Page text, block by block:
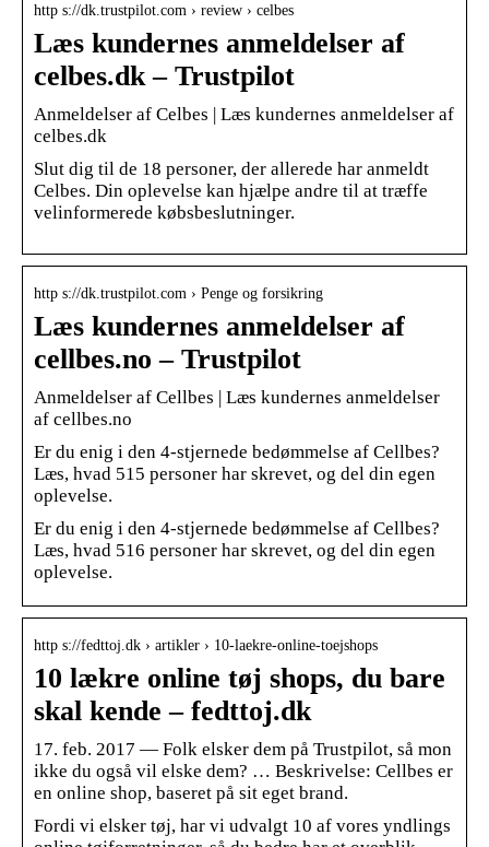
http s://dk.trustpilot.com › review › celbes
Læs kundernes anmeldelser af
celbes.dk – Trustpilot
Anmeldelser af Celbes | Læs kundernes anmeldelser af
celbes.dk
Slut dig til de 18 personer, der allerede har anmeldt
Celbes. Din oplevelse kan hjælpe andre til at træffe
velinformerede købsbeslutninger.
http s://dk.trustpilot.com › Penge og forsikring
Læs kundernes anmeldelser af
cellbes.no – Trustpilot
Anmeldelser af Cellbes | Læs kundernes anmeldelser
af cellbes.no
Er du enig i den 4-stjernede bedømmelse af Cellbes?
Læs, hvad 515 personer har skrevet, og del din egen
oplevelse.
Er du enig i den 4-stjernede bedømmelse af Cellbes?
Læs, hvad 516 personer har skrevet, og del din egen
oplevelse.
http s://fedttoj.dk › artikler › 10-laekre-online-toejshops
10 lækre online tøj shops, du bare
skal kende – fedttoj.dk
17. feb. 2017 — Folk elsker dem på Trustpilot, så mon
ikke du også vil elske dem? … Beskrivelse: Cellbes er
en online shop, baseret på sit eget brand.
Fordi vi elsker tøj, har vi udvalgt 10 af vores yndlings